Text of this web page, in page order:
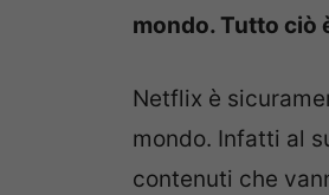
mondo. Tutto ciò
Netflix è
mondo. Infatti al
contenuti che